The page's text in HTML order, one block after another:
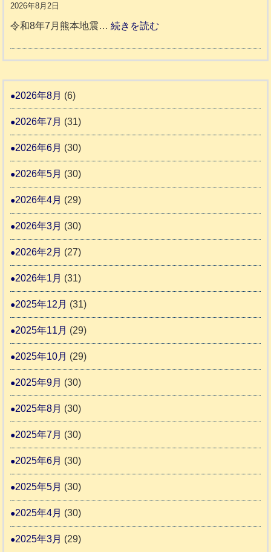
報
3
り
り
市
議
2026年8月2日
令和8年7月熊本地震…続きを読む
和
熊
震
援
報
2026年8月 (6)
2026年7月 (31)
2026年6月 (30)
2026年5月 (30)
2026年4月 (29)
2026年3月 (30)
2026年2月 (27)
2026年1月 (31)
2025年12月 (31)
2025年11月 (29)
2025年10月 (29)
2025年9月 (30)
2025年8月 (30)
2025年7月 (30)
2025年6月 (30)
2025年5月 (30)
2025年4月 (30)
2025年3月 (29)